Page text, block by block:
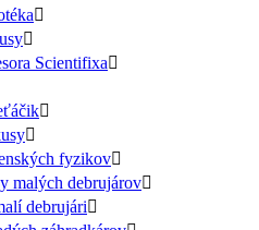
Scientifixa
fyzikov
malých debrujárov
debrujári